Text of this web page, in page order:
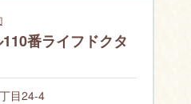
番ライフドクタ
目24-4